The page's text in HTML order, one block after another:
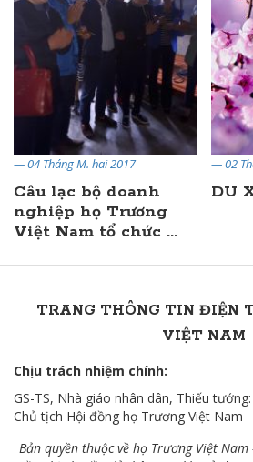
— 04 Tháng M. hai 2017
Câu lạc bộ doanh
nghiệp họ Trương
Việt Nam tổ chức ...
— 02
DU
TRANG THÔNG TIN ĐIỆN
VIỆT NAM
Chịu trách nhiệm chính:
GS-TS, Nhà giáo nhân dân, Thiếu tướng:
Chủ tịch Hội đồng họ Trương Việt Nam
Bản quyền thuộc về họ Trương Việt Nam